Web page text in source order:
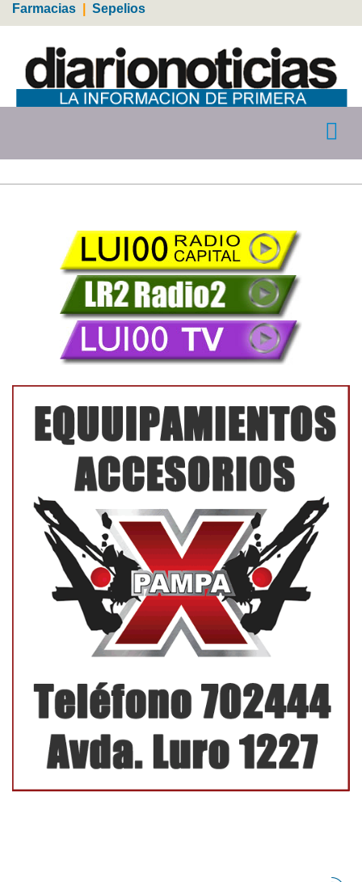
Farmacias Sepelios